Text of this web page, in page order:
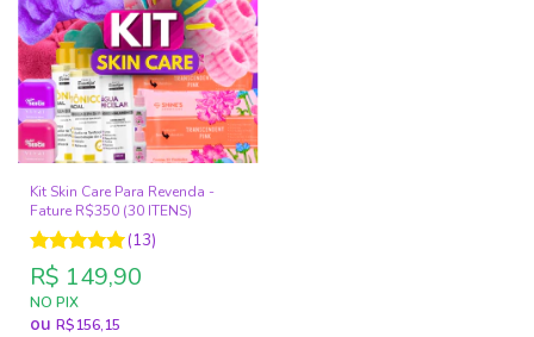
Kit Skin Care Para Revenda -
Fature R$350 (30 ITENS)
(13)
R$ 149,90
NO PIX
ou R$156,15